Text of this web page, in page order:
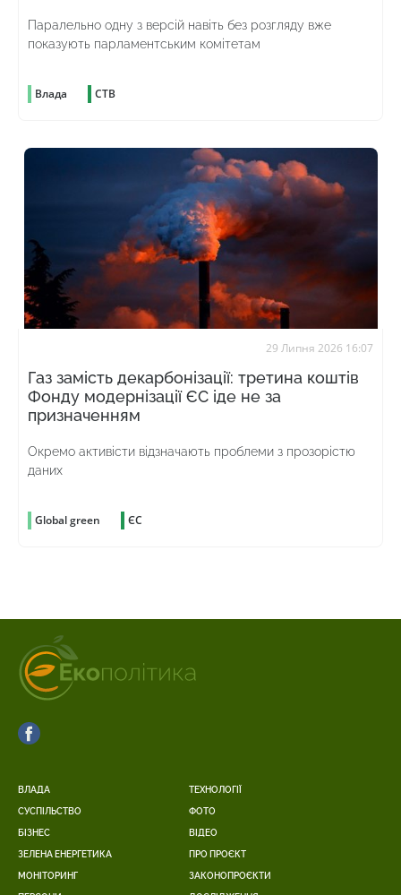
Паралельно одну з версій навіть без розгляду вже
показують парламентським комітетам
Влада СТВ
29 Липня 2026 16:07
Газ замість декарбонізації: третина коштів
Фонду модернізації ЄС іде не за
призначенням
Окремо активісти відзначають проблеми з прозорістю
даних
Global green ЄС
ВЛАДА
СУСПІЛЬСТВО
БІЗНЕС
ЗЕЛЕНА ЕНЕРГЕТИКА
МОНІТОРИНГ
ТЕХНОЛОГІЇ
ФОТО
ВІДЕО
ПРО ПРОЄКТ
ЗАКОНОПРОЄКТИ